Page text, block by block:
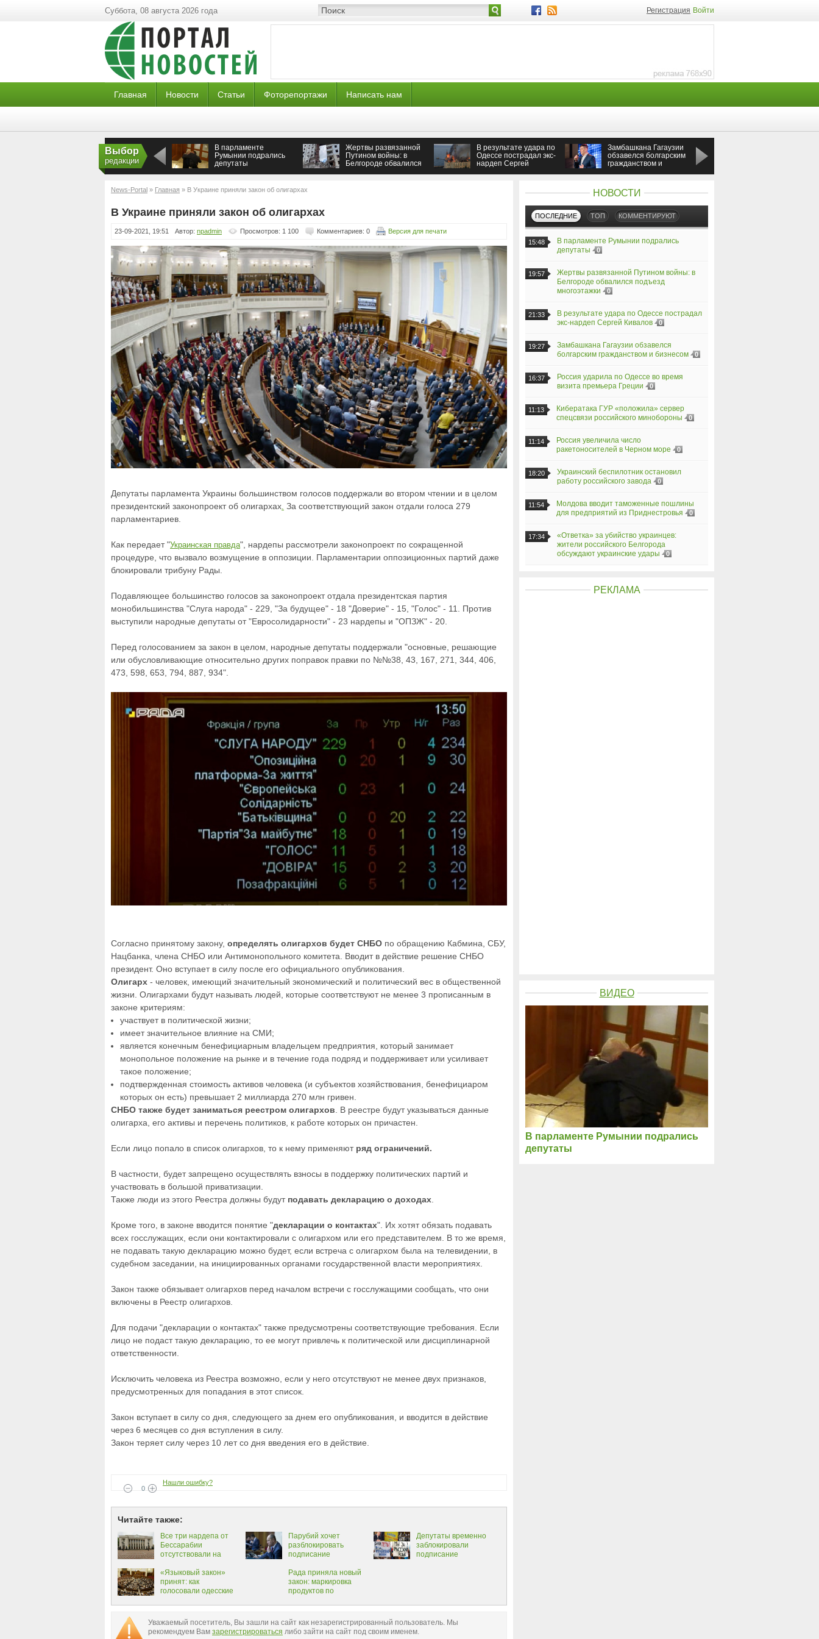
Суббота, 08 августа 2026 года Регистрация Войти
Главная Новости Статьи Фоторепортажи Написать нам
Выбор
редакции
В парламенте
Румынии подрались
депутаты
Жертвы развязанной
Путином войны: в
Белгороде обвалился
В результате удара по
Одессе пострадал экс-
нардеп Сергей
Замбашкана Гагаузии
обзавелся болгарским
гражданством и
News-Portal » Главная » В Украине приняли закон об олигархах
В Украине приняли закон об олигархах
23-09-2021, 19:51 Автор: npadmin Просмотров: 1 100 Комментариев: 0 Версия для печати
Депутаты парламента Украины большинством голосов поддержали во втором чтении и в целом
президентский законопроект об олигархах За соответствующий закон отдали голоса 279
парламентариев.
Как передает "Украинская правда", нардепы рассмотрели законопроект по сокращенной
процедуре, что вызвало возмущение в оппозиции. Парламентарии оппозиционных партий даже
блокировали трибуну Рады.
Подавляющее большинство голосов за законопроект отдала президентская партия
монобильшинства "Слуга народа" - 229, "За будущее" - 18 "Доверие" - 15, "Голос" - 11. Против
выступили народные депутаты от "Евросолидарности" - 23 нардепы и "ОПЗЖ" - 20.
Перед голосованием за закон в целом, народные депутаты поддержали "основные, решающие
или обусловливающие относительно других поправок правки по №№38, 43, 167, 271, 344, 406,
473, 598, 653, 794, 887, 934".
Согласно принятому закону, определять олигархов будет СНБО по обращению Кабмина, СБУ,
Нацбанка, члена СНБО или Антимонопольного комитета. Вводит в действие решение СНБО
президент. Оно вступает в силу после его официального опубликования.
Олигарх - человек, имеющий значительный экономический и политический вес в общественной
жизни. Олигархами будут называть людей, которые соответствуют не менее 3 прописанным в
законе критериям:
участвует в политической жизни;
имеет значительное влияние на СМИ;
является конечным бенефициарным владельцем предприятия, который занимает
монопольное положение на рынке и в течение года подряд и поддерживает или усиливает
такое положение;
подтвержденная стоимость активов человека (и субъектов хозяйствования, бенефициаром
которых он есть) превышает 2 миллиарда 270 млн гривен.
СНБО также будет заниматься реестром олигархов . В реестре будут указываться данные
олигарха, его активы и перечень политиков, к работе которых он причастен.
Если лицо попало в список олигархов, то к нему применяют ряд ограничений.
В частности, будет запрещено осуществлять взносы в поддержку политических партий и
участвовать в большой приватизации.
Также люди из этого Реестра должны будут подавать декларацию о доходах
Кроме того, в законе вводится понятие "декларации о контактах". Их хотят обязать подавать
всех госслужащих, если они контактировали с олигархом или его представителем. В то же время,
не подавать такую ​​декларацию можно будет, если встреча с олигархом была на телевидении, в
судебном заседании, на инициированных органами государственной власти мероприятиях.
Закон также обязывает олигархов перед началом встречи с госслужащими сообщать, что они
включены в Реестр олигархов.
Для подачи "декларации о контактах" также предусмотрены соответствующие требования. Если
лицо не подаст такую ​​декларацию, то ее могут привлечь к политической или дисциплинарной
ответственности.
Исключить человека из Реестра возможно, если у него отсутствуют не менее двух признаков,
предусмотренных для попадания в этот список.
Закон вступает в силу со дня, следующего за днем его опубликования, и вводится в действие
через 6 месяцев со дня вступления в силу.
Закон теряет силу через 10 лет со дня введения его в действие.
0
Нашли ошибку?
Читайте также:
Все три нардепа от
Бессарабии
отсутствовали на
экстренном заседании
Верховной Рады
Парубий хочет
разблокировать
подписание
Депутаты временно
заблокировали
подписание
«Языковый закон»
принят: как
голосовали одесские
Рада приняла новый
закон: маркировка
продуктов по
Уважаемый посетитель, Вы зашли на сайт как незарегистрированный пользователь. Мы
рекомендуем Вам зарегистрироваться либо зайти на сайт под своим именем.
НОВОСТИ
ПОСЛЕДНИЕ ТОП КОММЕНТИРУЮТ
15:48
В парламенте Румынии подрались
депутаты
0
19:57
Жертвы развязанной Путином войны: в
Белгороде обвалился подъезд
многоэтажки
0
21:33
В результате удара по Одессе пострадал
экс-нардеп Сергей Кивалов
0
19:27
Замбашкана Гагаузии обзавелся
болгарским гражданством и бизнесом
0
16:37
Россия ударила по Одессе во время
визита премьера Греции
0
11:13
Кибератака ГУР «положила» сервер
спецсвязи российского минобороны
0
11:14
Россия увеличила число
ракетоносителей в Черном море
0
18:20
Украинский беспилотник остановил
работу российского завода
0
11:54
Молдова вводит таможенные пошлины
для предприятий из Приднестровья
0
17:34
«Ответка» за убийство украинцев:
жители российского Белгорода
обсуждают украинские удары
0
РЕКЛАМА
ВИДЕО
В парламенте Румынии подрались
депутаты